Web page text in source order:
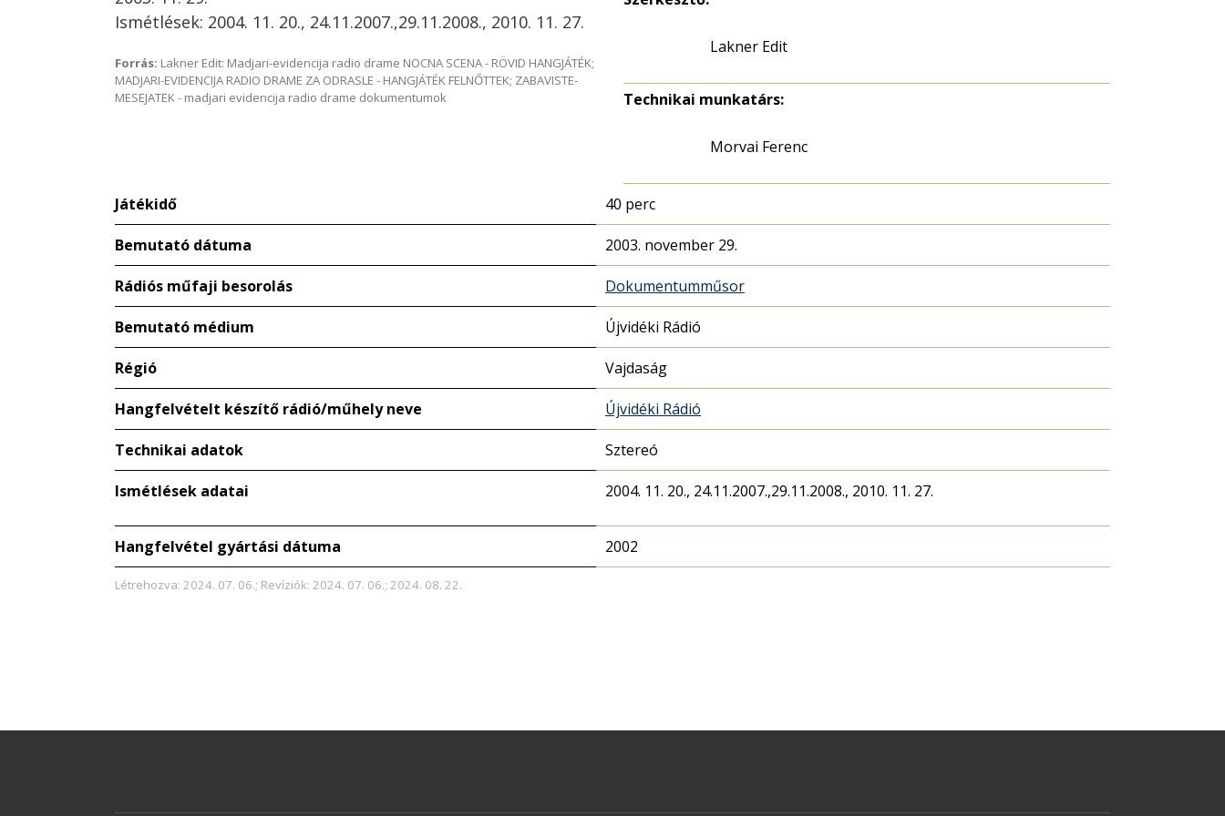
Ismétlések: 2004. 11. 20., 24.11.2007.,29.11.2008., 2010. 11. 27.
Forrás: Lakner Edit: Madjari-evidencija radio drame NOCNA SCENA - RÖVID HANGJÁTÉK;
MADJARI-EVIDENCIJA RADIO DRAME ZA ODRASLE - HANGJÁTÉK FELNŐTTEK; ZABAVISTE-
MESEJATEK - madjari evidencija radio drame dokumentumok
Lakner Edit
Technikai munkatárs:
Morvai Ferenc
Játékidő 40 perc
Bemutató dátuma 2003. november 29.
Rádiós műfaji besorolás Dokumentumműsor
Bemutató médium Újvidéki Rádió
Régió Vajdaság
Hangfelvételt készítő rádió/műhely neve Újvidéki Rádió
Technikai adatok Sztereó
Ismétlések adatai 2004. 11. 20., 24.11.2007.,29.11.2008., 2010. 11. 27.
Hangfelvétel gyártási dátuma 2002
Létrehozva: 2024. 07. 06.; Revíziók: 2024. 07. 06.; 2024. 08. 22.